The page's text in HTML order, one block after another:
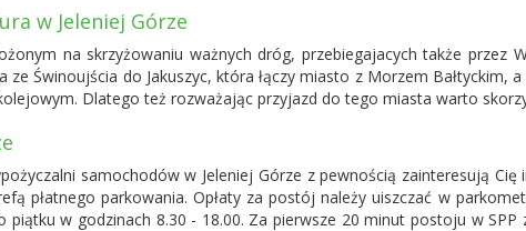
w Jeleniej Górze
na skrzyżowaniu ważnych dróg, przebiegajacych także przez
Świnoujścia do Jakuszyc, która łączy miasto z Morzem Bałtyckim,
Dlatego też rozważając przyjazd do tego miasta warto
samochodów w Jeleniej Górze z pewnością zainteresują
płatnego parkowania. Opłaty za postój należy uiszczać w
piątku w godzinach 8.30 - 18.00. Za pierwsze 20 minut postoju w SPP